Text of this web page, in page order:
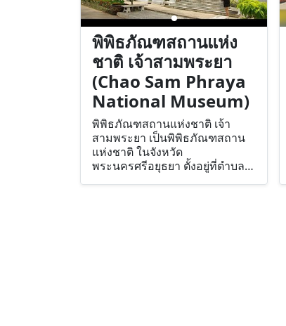
พิพิธภัณฑสถานแห่ง
ชาติ เจ้าสามพระยา
(Chao Sam Phraya
National Museum)
พิพิธภัณฑสถานแห่งชาติ เจ้า
สามพระยา เป็นพิพิธภัณฑสถาน
แห่งชาติ ในจังหวัด
พระนครศรีอยุธยา ตั้งอยู่ที่ตำบล